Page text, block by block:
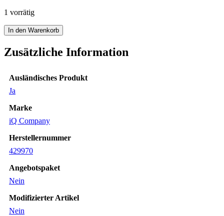
1 vorrätig
iQ
Logbuch
M
Fish
Fisch
Bestimmungskarten
Red
Rotes
Meer
Logbook
Menge
In den Warenkorb
Zusätzliche Information
Ausländisches Produkt
Ja
Marke
iQ Company
Herstellernummer
429970
Angebotspaket
Nein
Modifizierter Artikel
Nein